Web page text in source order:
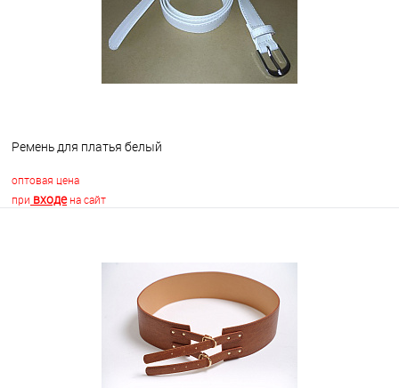
Ремень для платья белый
оптовая цена
при входена сайт
В наличии